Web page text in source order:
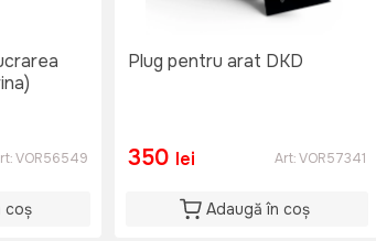
VOR56549
coș
Plug pentru arat DKD
350 lei Art:VOR57341
Adaugă în coș